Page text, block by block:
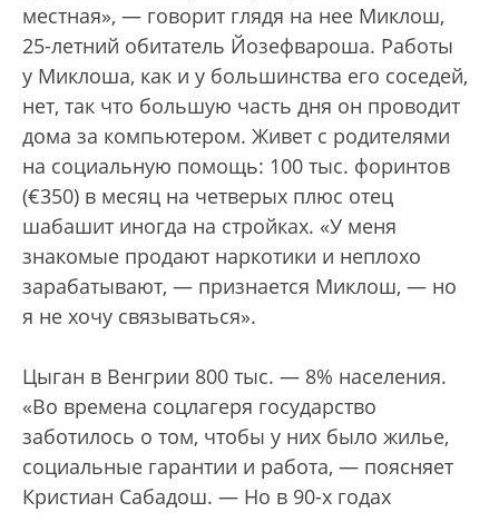
местная», — говорит глядя на нее Миклош,
25-летний обитатель Йозефвароша. Работы
у Миклоша, как и у большинства его соседей,
нет, так что большую часть дня он проводит
дома за компьютером. Живет с родителями
на социальную помощь: 100 тыс. форинтов
(€350) в месяц на четверых плюс отец
шабашит иногда на стройках. «У меня
знакомые продают наркотики и неплохо
зарабатывают, — признается Миклош, — но
я не хочу связываться».
Цыган в Венгрии 800 тыс. — 8% населения.
«Во времена соцлагеря государство
заботилось о том, чтобы у них было жилье,
социальные гарантии и работа, — поясняет
Кристиан Сабадош. — Но в 90-х годах